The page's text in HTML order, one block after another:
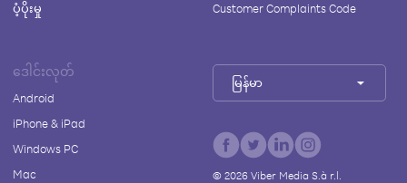
ပံ့ပိုးမှု
Customer Complaints Code
ဒေါင်းလုတ်
Android
iPhone & iPad
Windows PC
Mac
မြန်မာ
© 2026Viber Media S.à r.l.